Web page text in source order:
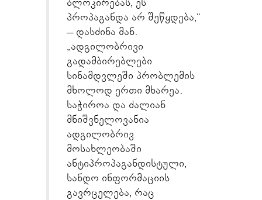
ბლოკირებას, ეს
პროპაგანდა არ შეწყდება,“
– დასძინა მან.
„ადგილობრივი
გადამბირებლები
სინამდვლეში პრობლემის
მხოლოდ ერთი მხარეა.
საჭიროა და ძალიან
მნიშვნელოვანია
ადგილობრივ
მოსახლეობაში
ანტიპროპაგანდისტული,
სანდო ინფორმაციის
გავრცელება, რაც